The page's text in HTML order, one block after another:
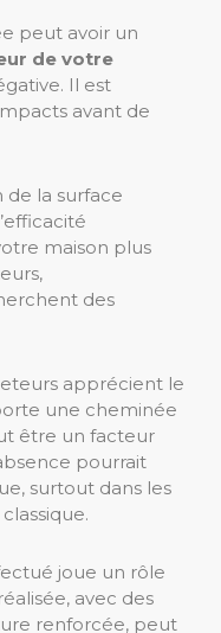
peut avoir un
de votre
Il est
avant de
de la surface
maison plus
des
apprécient le
une cheminée
être un facteur
pourrait
surtout dans les
joue un rôle
avec des
renforcée, peut